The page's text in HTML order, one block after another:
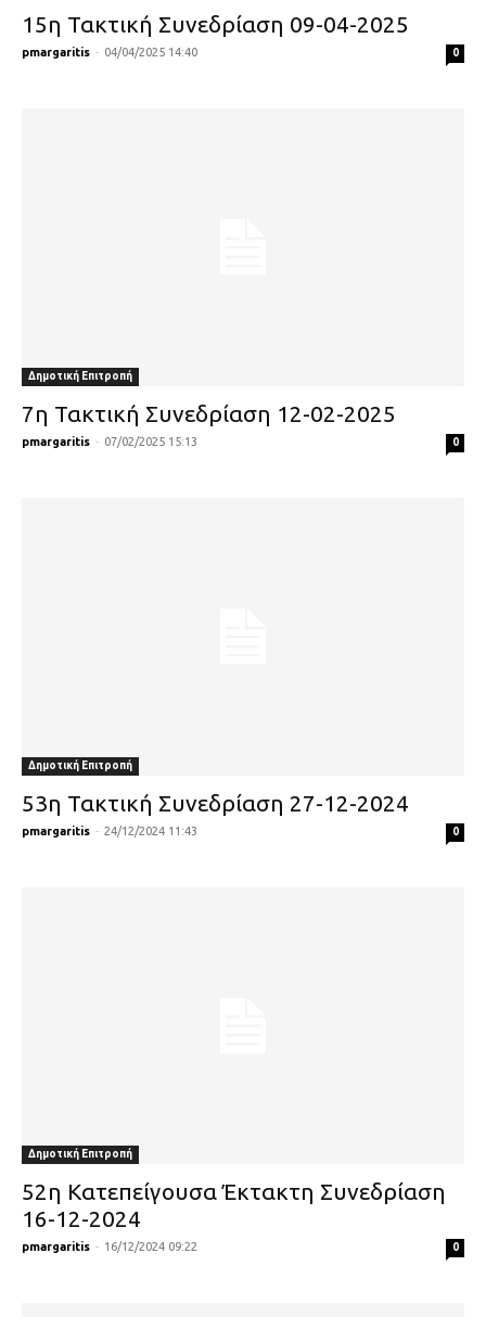
15η Τακτική Συνεδρίαση 09-04-2025
pmargaritis - 04/04/2025 14:40 0
Δημοτική Επιτροπή
7η Τακτική Συνεδρίαση 12-02-2025
pmargaritis - 07/02/2025 15:13 0
Δημοτική Επιτροπή
53η Τακτική Συνεδρίαση 27-12-2024
pmargaritis - 24/12/2024 11:43 0
Δημοτική Επιτροπή
52η Κατεπείγουσα Έκτακτη Συνεδρίαση
16-12-2024
pmargaritis - 16/12/2024 09:22 0